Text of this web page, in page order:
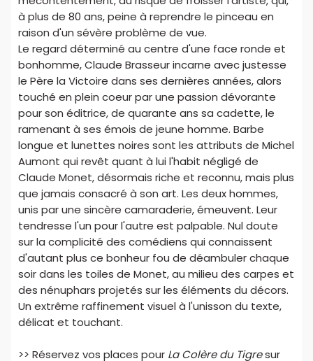
à plus de 80 ans, peine à reprendre le pinceau en
raison d'un sévère problème de vue.
Le regard déterminé au centre d'une face ronde et
bonhomme, Claude Brasseur incarne avec justesse
le Père la Victoire dans ses dernières années, alors
touché en plein coeur par une passion dévorante
pour son éditrice, de quarante ans sa cadette, le
ramenant à ses émois de jeune homme. Barbe
longue et lunettes noires sont les attributs de Michel
Aumont qui revêt quant à lui l'habit négligé de
Claude Monet, désormais riche et reconnu, mais plus
que jamais consacré à son art. Les deux hommes,
unis par une sincère camaraderie, émeuvent. Leur
tendresse l'un pour l'autre est palpable. Nul doute
sur la complicité des comédiens qui connaissent
d'autant plus ce bonheur fou de déambuler chaque
soir dans les toiles de Monet, au milieu des carpes et
des nénuphars projetés sur les éléments du décors.
Un extrême raffinement visuel à l'unisson du texte,
délicat et touchant.
>> Réservez vos places pour La Colère du Tigresur